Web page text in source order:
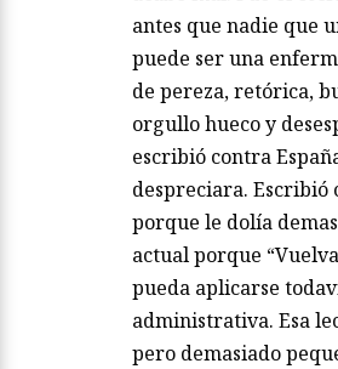
antes que nadie que
puede ser una
de pereza, retórica,
orgullo hueco y
escribió contra
despreciara. Escribió
porque le dolía
actual porque
pueda aplicarse
administrativa. Esa
pero demasiado